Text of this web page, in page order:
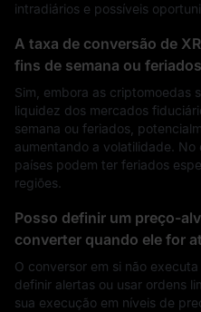
intradiários e possíveis
A taxa de conversão de
fins de semana ou
Sim, embora as criptomoedas
liquidez dos mercados
semana ou feriados,
aumentando a volatilidade.
países podem ter feriados
regiões.
Posso definir um preço-
converter quando ele for
O conversor em si não
definir alertas ou usar ordens
sua execução em níveis de